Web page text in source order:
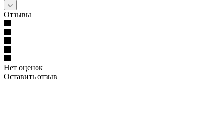
Отзывы
Нет оценок
Оставить отзыв